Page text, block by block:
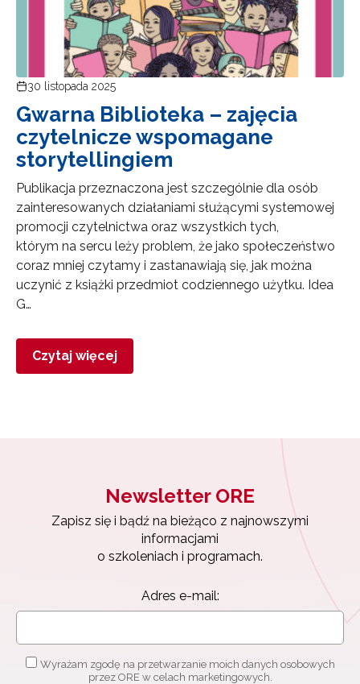
30 listopada 2025
Gwarna Biblioteka – zajęcia
czytelnicze wspomagane
storytellingiem
Publikacja przeznaczona jest szczególnie dla osób
zainteresowanych działaniami służącymi systemowej
promocji czytelnictwa oraz wszystkich tych,
którym na sercu leży problem, że jako społeczeństwo
coraz mniej czytamy i zastanawiają się, jak można
uczynić z książki przedmiot codziennego użytku. Idea
G…
Czytaj więcej
Newsletter ORE
Zapisz się i bądź na bieżąco z najnowszymi
informacjami
o szkoleniach i programach.
Adres e-mail:
Wyrażam zgodę na przetwarzanie moich danych osobowych
przez ORE w celach marketingowych.